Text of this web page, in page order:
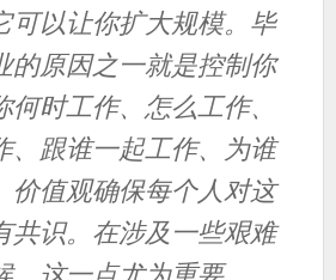
可以让你扩大规模。毕
的原因之一就是控制你
时工作、怎么工作、
、跟谁一起工作、为谁
价值观确保每个人对这
共识。在涉及一些艰难